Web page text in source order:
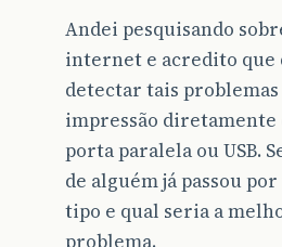
Andei pesquisando
internet e acredito que
detectar tais
impressão diretamente
porta paralela ou USB.
de alguém já passou
tipo e qual seria a
problema.